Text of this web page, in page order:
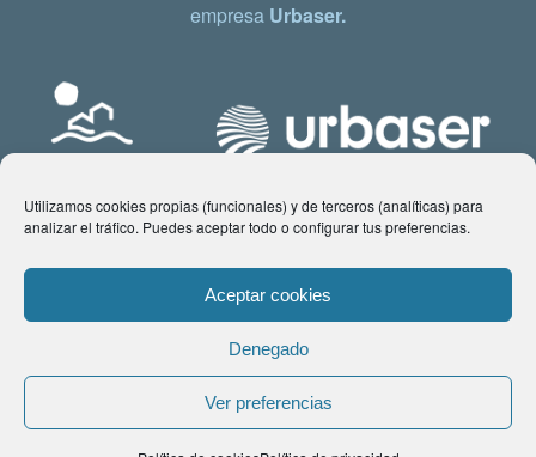
Utilizamos cookies propias (funcionales) y de terceros (analíticas) para
analizar el tráfico. Puedes aceptar todo o configurar tus preferencias.
Aceptar cookies
Denegado
Ver preferencias
empresa Urbaser.
© Copyright 2021 www.costadelsol.eco. Todos los derechos reservados |
Aviso legal|Política de privacidad|Política de Cookies| Contacto: